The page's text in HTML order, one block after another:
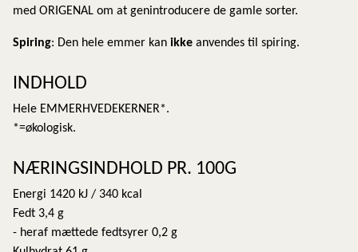
med ORIGENAL om at genintroducere de gamle sorter.
Spiring: Den hele emmer kan ikke anvendes til spiring.
INDHOLD
Hele EMMERHVEDEKERNER*.
*=økologisk.
NÆRINGSINDHOLD PR. 100G
Energi 1420 kJ / 340 kcal
Fedt 3,4 g
- heraf mættede fedtsyrer 0,2 g